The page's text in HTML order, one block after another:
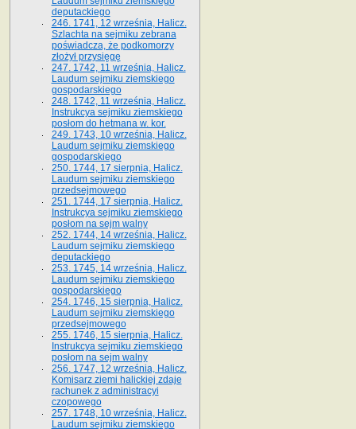
deputackiego
246. 1741, 12 września, Halicz.
Szlachta na sejmiku zebrana
poświadcza, że podkomorzy
złożył przysięgę
247. 1742, 11 września, Halicz.
Laudum sejmiku ziemskiego
gospodarskiego
248. 1742, 11 września, Halicz.
Instrukcya sejmiku ziemskiego
posłom do hetmana w. kor.
249. 1743, 10 września, Halicz.
Laudum sejmiku ziemskiego
gospodarskiego
250. 1744, 17 sierpnia, Halicz.
Laudum sejmiku ziemskiego
przedsejmowego
251. 1744, 17 sierpnia, Halicz.
Instrukcya sejmiku ziemskiego
posłom na sejm walny
252. 1744, 14 września, Halicz.
Laudum sejmiku ziemskiego
deputackiego
253. 1745, 14 września, Halicz.
Laudum sejmiku ziemskiego
gospodarskiego
254. 1746, 15 sierpnia, Halicz.
Laudum sejmiku ziemskiego
przedsejmowego
255. 1746, 15 sierpnia, Halicz.
Instrukcya sejmiku ziemskiego
posłom na sejm walny
256. 1747, 12 września, Halicz.
Komisarz ziemi halickiej zdaje
rachunek z administracyi
czopowego
257. 1748, 10 września, Halicz.
Laudum sejmiku ziemskiego